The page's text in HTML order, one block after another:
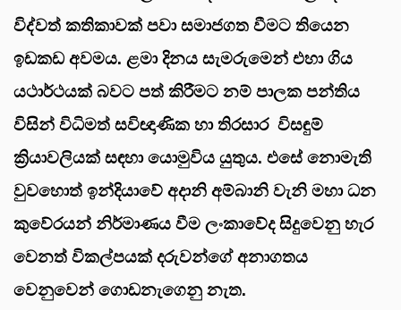
විද්වත් කතිකාවක් පවා සමාජගත වීමට තියෙන
ඉඩකඩ අවමය. ළමා දිනය සැමරුමෙන් එහා ගිය
යථාර්ථයක් බවට පත් කිරීමට නම් පාලක පන්තිය
විසින් විධිමත් සවිඥාණික හා තිරසාර විසඳුම්
ක්‍රියාවලියක් සඳහා යොමුවිය යුතුය. එසේ නොමැති
වුවහොත් ඉන්දියාවේ අදානි අම්බානි වැනි මහා ධන
කුවේරයන් නිර්මාණය වීම ලංකාවේද සිදුවෙනු හැර
වෙනත් විකල්පයක් දරුවන්ගේ අනාගතය
වෙනුවෙන් ගොඩනැගෙනු නැත.